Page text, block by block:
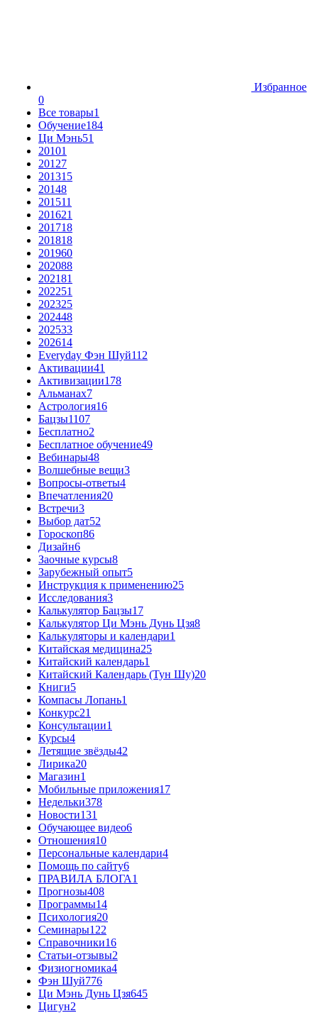
Избранное
0
Все товары1
Обучение184
Ци Мэнь51
20101
20127
201315
20148
201511
201621
201718
201818
201960
202088
202181
202251
202325
202448
202533
202614
Everyday Фэн Шуй112
Активации41
Активизации178
Альманах7
Астрология16
Бацзы1107
Бесплатно2
Бесплатное обучение49
Вебинары48
Волшебные вещи3
Вопросы-ответы4
Впечатления20
Встречи3
Выбор дат52
Гороскоп86
Дизайн6
Заочные курсы8
Зарубежный опыт5
Инструкция к применению25
Исследования3
Калькулятор Бацзы17
Калькулятор Ци Мэнь Дунь Цзя8
Калькуляторы и календари1
Китайская медицина25
Китайский календарь1
Китайский Календарь (Тун Шу)20
Книги5
Компасы Лопань1
Конкурс21
Консультации1
Курсы4
Летящие звёзды42
Лирика20
Магазин1
Мобильные приложения17
Недельки378
Новости131
Обучающее видео6
Отношения10
Персональные календари4
Помощь по сайту6
ПРАВИЛА БЛОГА1
Прогнозы408
Программы14
Психология20
Семинары122
Справочники16
Статьи-отзывы2
Физиогномика4
Фэн Шуй776
Ци Мэнь Дунь Цзя645
Цигун2